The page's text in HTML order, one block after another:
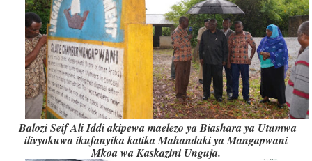
Balozi Seif Ali Iddi akipewa maelezo ya Biashara ya Utumwa
ilivyokuwa ikufanyika katika Mahandaki ya Mangapwani
Mkoa wa Kaskazini Unguja.